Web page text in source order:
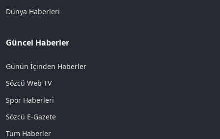
Dünya Haberleri
Güncel Haberler
Günün İçinden Haberler
Sözcü Web TV
Spor Haberleri
Sözcü E-Gazete
Tüm Haberler